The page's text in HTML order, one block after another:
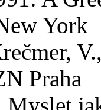
York
Praha
Myslet